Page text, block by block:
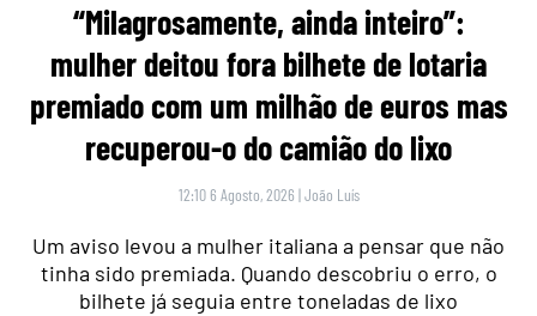
“Milagrosamente, ainda inteiro”:
mulher deitou fora bilhete de lotaria
premiado com um milhão de euros mas
recuperou-o do camião do lixo
12:10 6 Agosto, 2026 |João Luís
Um aviso levou a mulher italiana a pensar que não
tinha sido premiada. Quando descobriu o erro, o
bilhete já seguia entre toneladas de lixo